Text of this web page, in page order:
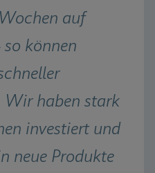
auf
so können
Wir haben stark
investiert und
neue Produkte